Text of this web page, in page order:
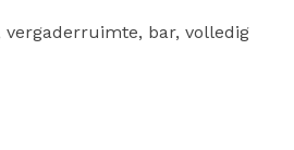
bar, volledig